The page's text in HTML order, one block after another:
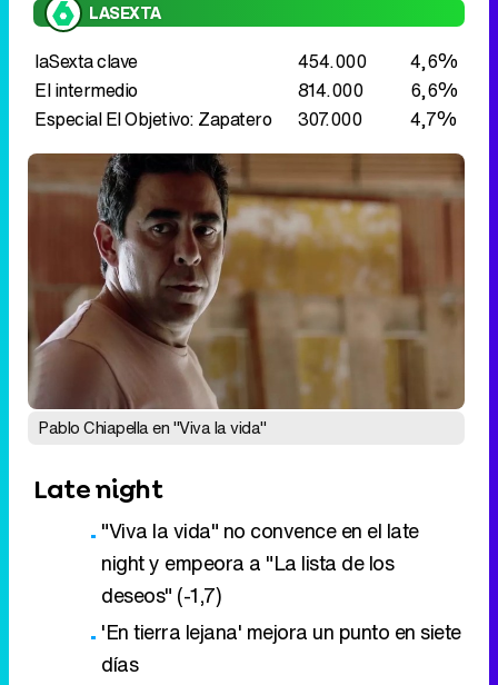
LASEXTA
laSexta clave 454.000
4,6%
El intermedio
814.000
6,6%
Especial El Objetivo: Zapatero
307.000 4,7%
Pablo Chiapella en "Viva la vida"
Late night
"Viva la vida" no convence en el late
night y empeora a "La lista de los
deseos" (-1,7)
'En tierra lejana' mejora un punto en siete
días